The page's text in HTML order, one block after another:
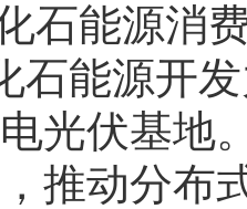
石能源消
石能源开
光伏基地
推动分布